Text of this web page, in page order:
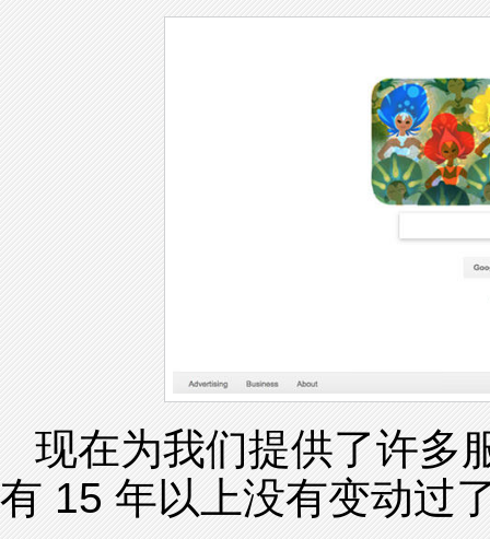
现在为我们提供了许多
有 15 年以上没有变动过